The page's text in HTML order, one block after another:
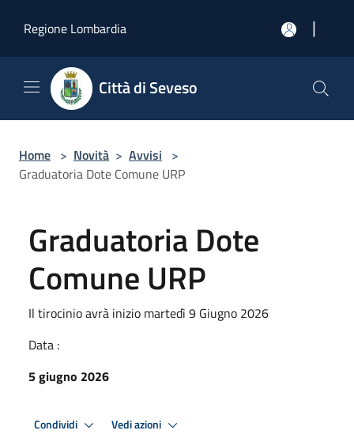
Regione Lombardia
|
Città di Seveso
Home > Novità > Avvisi >
Graduatoria Dote Comune URP
Graduatoria Dote
Comune URP
Il tirocinio avrà inizio martedì 9 Giugno 2026
Data :
5 giugno 2026
Condividi Vedi azioni